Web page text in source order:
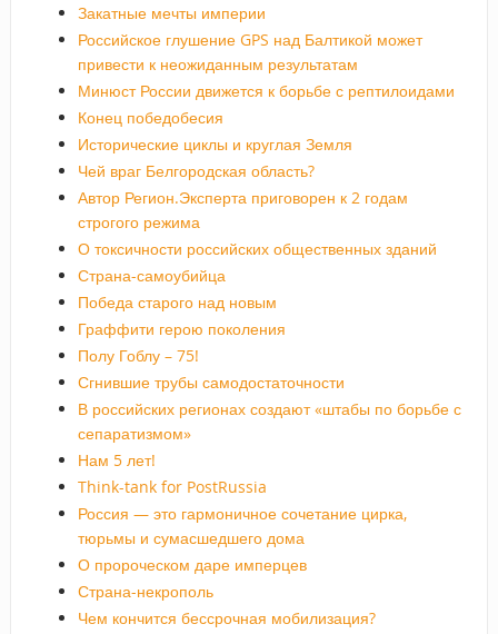
Закатные мечты империи
Российское глушение GPS над Балтикой может
привести к неожиданным результатам
Минюст России движется к борьбе с рептилоидами
Конец победобесия
Исторические циклы и круглая Земля
Чей враг Белгородская область?
Автор Регион.Эксперта приговорен к 2 годам
строгого режима
О токсичности российских общественных зданий
Страна-самоубийца
Победа старого над новым
Граффити герою поколения
Полу Гоблу – 75!
Сгнившие трубы самодостаточности
В российских регионах создают «штабы по борьбе с
сепаратизмом»
Нам 5 лет!
Think-tank for PostRussia
Россия — это гармоничное сочетание цирка,
тюрьмы и сумасшедшего дома
О пророческом даре имперцев
Страна-некрополь
Чем кончится бессрочная мобилизация?